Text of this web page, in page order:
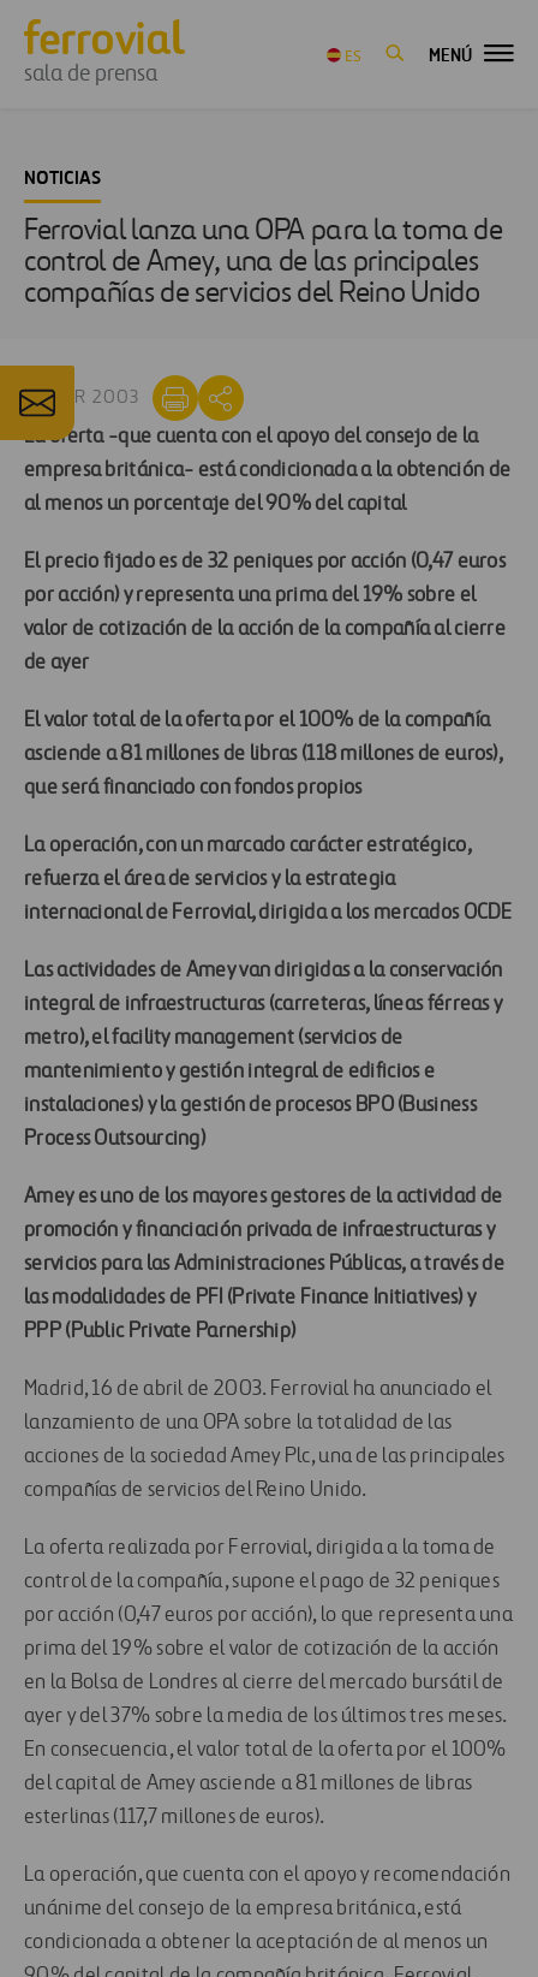
sala de prensa
ES MENÚ
NOTICIAS
Ferrovial lanza una OPA para la toma de
control de Amey, una de las principales
compañías de servicios del Reino Unido
16 ABR 2003
La oferta -que cuenta con el apoyo del consejo de la
empresa británica- está condicionada a la obtención de
al menos un porcentaje del 90% del capital
El precio fijado es de 32 peniques por acción (0,47 euros
por acción) y representa una prima del 19% sobre el
valor de cotización de la acción de la compañía al cierre
de ayer
El valor total de la oferta por el 100% de la compañía
asciende a 81 millones de libras (118 millones de euros),
que será financiado con fondos propios
La operación, con un marcado carácter estratégico,
refuerza el área de servicios y la estrategia
internacional de Ferrovial, dirigida a los mercados OCDE
Las actividades de Amey van dirigidas a la conservación
integral de infraestructuras (carreteras, líneas férreas y
metro), el facility management (servicios de
mantenimiento y gestión integral de edificios e
instalaciones) y la gestión de procesos BPO (Business
Process Outsourcing)
Amey es uno de los mayores gestores de la actividad de
promoción y financiación privada de infraestructuras y
servicios para las Administraciones Públicas, a través de
las modalidades de PFI (Private Finance Initiatives) y
PPP (Public Private Parnership)
Madrid, 16 de abril de 2003. Ferrovial ha anunciado el
lanzamiento de una OPA sobre la totalidad de las
acciones de la sociedad Amey Plc, una de las principales
compañías de servicios del Reino Unido.
La oferta realizada por Ferrovial, dirigida a la toma de
control de la compañía, supone el pago de 32 peniques
por acción (0,47 euros por acción), lo que representa una
prima del 19% sobre el valor de cotización de la acción
en la Bolsa de Londres al cierre del mercado bursátil de
ayer y del 37% sobre la media de los últimos tres meses.
En consecuencia, el valor total de la oferta por el 100%
del capital de Amey asciende a 81 millones de libras
esterlinas (117,7 millones de euros).
La operación, que cuenta con el apoyo y recomendación
unánime del consejo de la empresa británica, está
condicionada a obtener la aceptación de al menos un